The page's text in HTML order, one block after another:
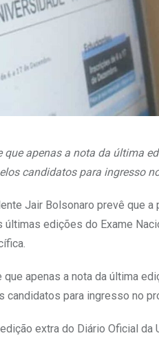
que apenas a nota da última
candidatos para ingresso
Jair Bolsonaro prevê que
edições do Exame
que apenas a nota da última
para ingresso no
extra do Diário Oficial da